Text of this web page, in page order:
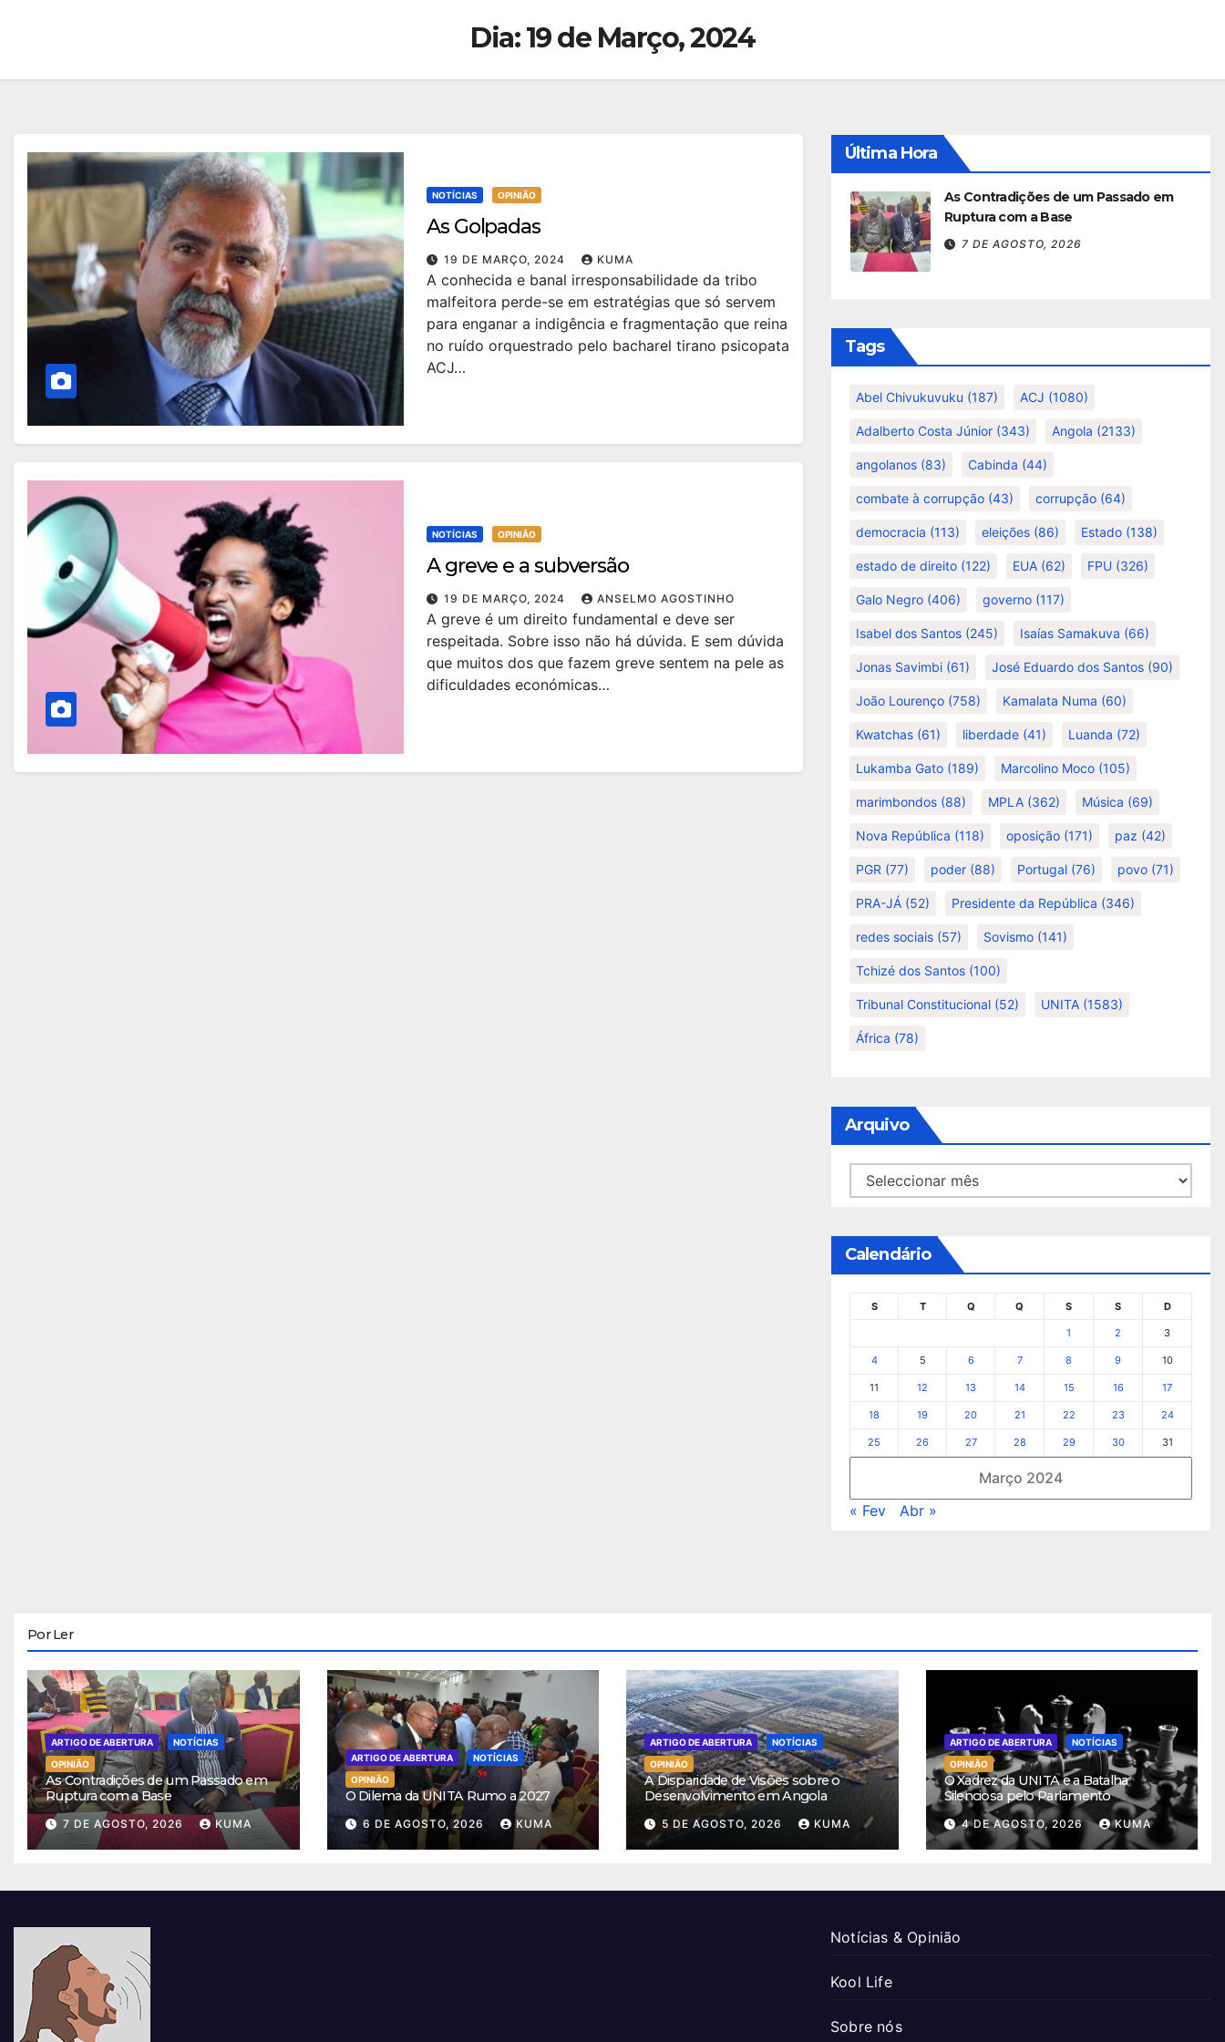
Dia:19 de Março, 2024
NOTÍCIAS OPINIÃO
As Golpadas
19 DE MARÇO, 2024 KUMA
A conhecida e banal irresponsabilidade da tribo
malfeitora perde-se em estratégias que só servem
para enganar a indigência e fragmentação que reina
no ruído orquestrado pelo bacharel tirano psicopata
ACJ…
NOTÍCIAS OPINIÃO
A greve e a subversão
19 DE MARÇO, 2024 ANSELMO AGOSTINHO
A greve é um direito fundamental e deve ser
respeitada. Sobre isso não há dúvida. E sem dúvida
que muitos dos que fazem greve sentem na pele as
dificuldades económicas…
Última Hora
As Contradições de um Passado em
Ruptura com a Base
7 DE AGOSTO, 2026
Tags
Abel Chivukuvuku (187) ACJ (1080)
Adalberto Costa Júnior (343) Angola (2133)
angolanos (83) Cabinda (44)
combate à corrupção (43) corrupção (64)
democracia (113) eleições (86) Estado (138)
estado de direito (122) EUA (62) FPU (326)
Galo Negro (406) governo (117)
Isabel dos Santos (245) Isaías Samakuva (66)
Jonas Savimbi (61) José Eduardo dos Santos (90)
João Lourenço (758) Kamalata Numa (60)
Kwatchas (61) liberdade (41) Luanda (72)
Lukamba Gato (189) Marcolino Moco (105)
marimbondos (88) MPLA (362) Música (69)
Nova República (118) oposição (171) paz (42)
PGR (77) poder (88) Portugal (76) povo (71)
PRA-JÁ (52) Presidente da República (346)
redes sociais (57) Sovismo (141)
Tchizé dos Santos (100)
Tribunal Constitucional (52) UNITA (1583)
África (78)
Arquivo
Arquivo
Calendário
Março 2024
S T Q Q S S D
1 2 3
4 5 6 7 8 9 10
11 12 13 14 15 16 17
18 19 20 21 22 23 24
25 26 27 28 29 30 31
« Fev Abr »
Por Ler
ARTIGO DE ABERTURA
NOTÍCIAS
OPINIÃO
As Contradições de um Passado em
Ruptura com a Base
7 DE AGOSTO, 2026 KUMA
ARTIGO DE ABERTURA
NOTÍCIAS
OPINIÃO
O Dilema da UNITA Rumo a 2027
6 DE AGOSTO, 2026 KUMA
ARTIGO DE ABERTURA
NOTÍCIAS
OPINIÃO
A Disparidade de Visões sobre o
Desenvolvimento em Angola
5 DE AGOSTO, 2026 KUMA
ARTIGO DE ABERTURA
NOTÍCIAS
OPINIÃO
O Xadrez da UNITA e a Batalha
Silenciosa pelo Parlamento
4 DE AGOSTO, 2026 KUMA
Notícias & Opinião
Kool Life
Sobre nós